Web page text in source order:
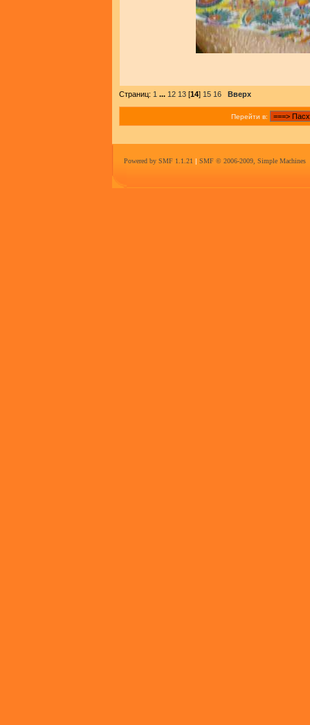
Страниц: 1 ... 12 13 [14] 15 16 Вверх
Перейти в:
Powered by SMF 1.1.21 | SMF © 2006-2009, Simple Machines